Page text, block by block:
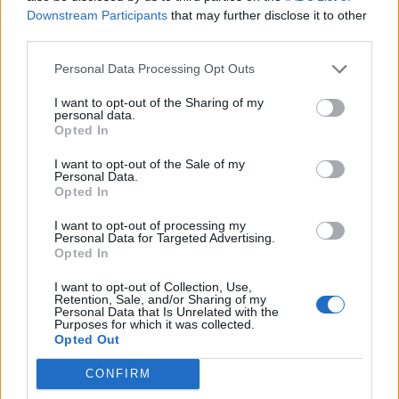
Downstream Participants that may further disclose it to other
Personal Data Processing Opt Outs
I want to opt-out of the Sharing of my
personal data.
Opted In
I want to opt-out of the Sale of my
Personal Data.
Opted In
I want to opt-out of processing my
Personal Data for Targeted Advertising.
Opted In
I want to opt-out of Collection, Use,
Retention, Sale, and/or Sharing of my
Personal Data that Is Unrelated with the
Purposes for which it was collected.
Opted Out
CONFIRM
Siguenos en las redes sociales!
MasterSEOSEM somos Agencia de publicidad certificada para
gestionar campañas de
Copyright © masterseosem.com All Rights Reserved - Aviso legal